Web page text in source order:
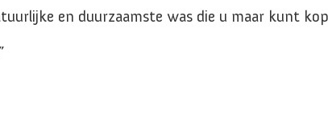
en duurzaamste was die u maar kunt